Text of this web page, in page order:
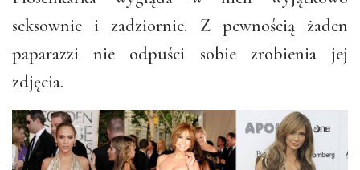
seksownie i zadziornie. Z pewnością żaden
paparazzi nie odpuści sobie zrobienia jej
zdjęcia.